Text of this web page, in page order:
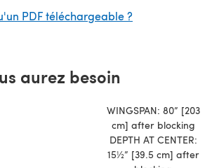
PDF téléchargeable ?
aurez besoin
WINGSPAN: 80” [203
cm] after blocking
DEPTH AT CENTER:
15½” [39.5 cm] after